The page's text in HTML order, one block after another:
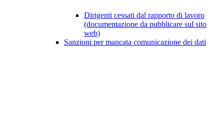
Dirigenti cessati dal rapporto di lavoro
(documentazione da pubblicare sul sito
web)
Sanzioni per mancata comunicazione dei dati